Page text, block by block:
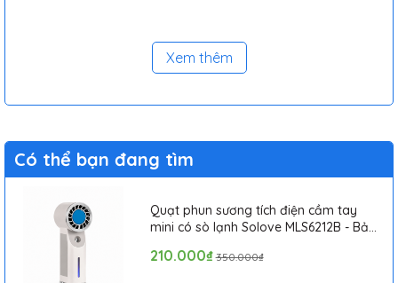
Xem thêm
Có thể bạn đang tìm
Quạt phun sương tích điện cầm tay
mini có sò lạnh Solove MLS6212B - Bảo
210.000₫ 350.000₫